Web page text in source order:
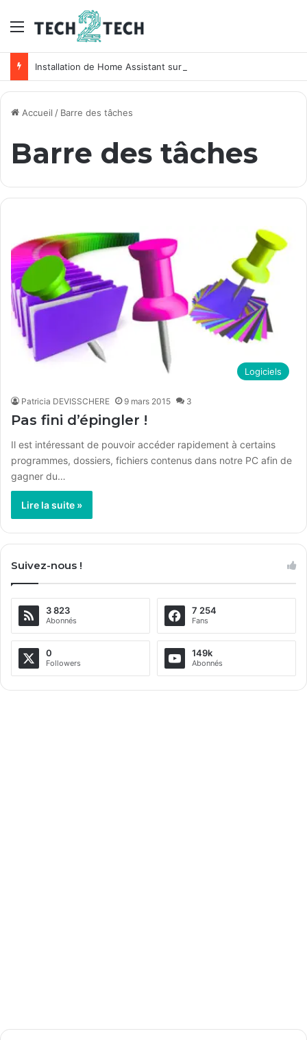
Menu
Installation de Home Assistant sur un NAS Synology
Accueil / Barre des tâches
Barre des tâches
Logiciels
Patricia DEVISSCHERE 9 mars 2015 3
Pas fini d’épingler !
Il est intéressant de pouvoir accéder rapidement à certains
programmes, dossiers, fichiers contenus dans notre PC afin de
gagner du…
Lire la suite »
Suivez-nous !
3 823
Abonnés
7 254
Fans
0
Followers
149k
Abonnés